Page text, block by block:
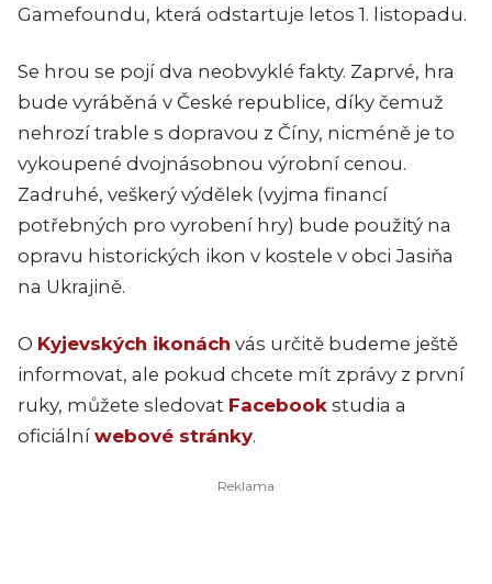
Gamefoundu, která odstartuje letos 1. listopadu.
Se hrou se pojí dva neobvyklé fakty. Zaprvé, hra
bude vyráběná v České republice, díky čemuž
nehrozí trable s dopravou z Číny, nicméně je to
vykoupené dvojnásobnou výrobní cenou.
Zadruhé, veškerý výdělek (vyjma financí
potřebných pro vyrobení hry) bude použitý na
opravu historických ikon v kostele v obci Jasiňa
na Ukrajině.
O Kyjevských ikonách vás určitě budeme ještě
informovat, ale pokud chcete mít zprávy z první
ruky, můžete sledovat Facebook studia a
oficiální webové stránky.